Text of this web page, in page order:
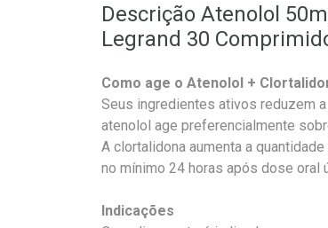
Descrição Atenolol
Legrand 30
Como age o Atenolol +
Seus ingredientes ativos reduzem
atenolol age preferencialmente
A clortalidona aumenta a
no mínimo 24 horas após dose oral
Indicações